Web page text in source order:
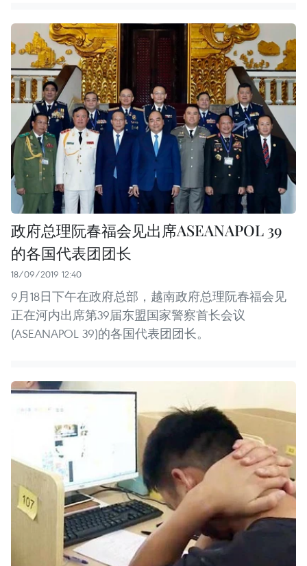
政府总理阮春福会见出席ASEANAPOL 39
的各国代表团团长
18/09/2019 12:40
9月18日下午在政府总部，越南政府总理阮春福会见
正在河内出席第39届东盟国家警察首长会议
(ASEANAPOL 39)的各国代表团团长。